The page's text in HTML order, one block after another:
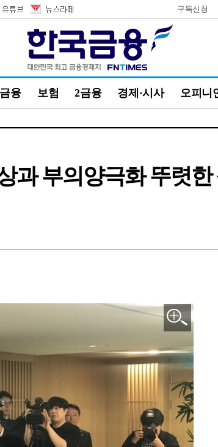
구독신청
금융 보험 2금융 경제·시사 오피니
과 부의양극화 뚜렷